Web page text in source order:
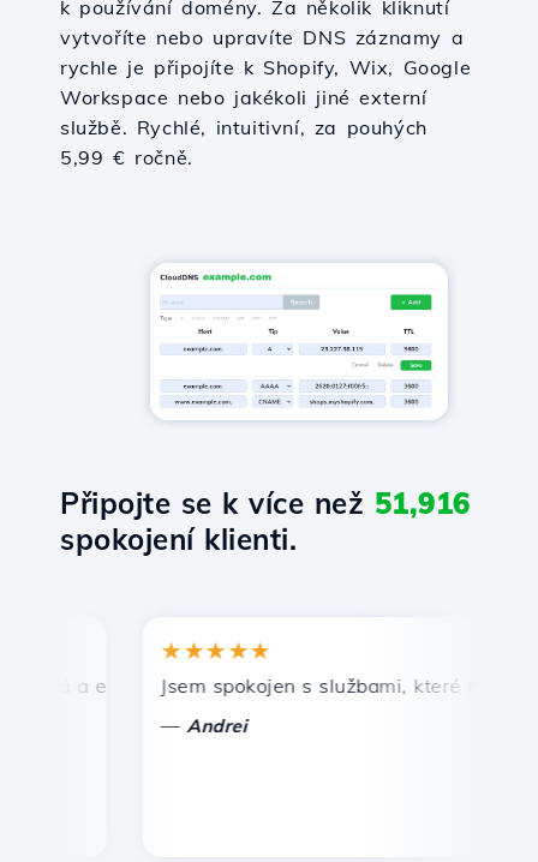
k používání domény. Za několik kliknutí
vytvoříte nebo upravíte DNS záznamy a
rychle je připojíte k Shopify, Wix, Google
Workspace nebo jakékoli jiné externí
službě. Rychlé, intuitivní, za pouhých
5,99 € ročně.
Připojte se k více než 51,916
spokojení klienti.
a efektivní technická podpora.
★★★★★
Jsem spokojen s službami, které nabízí
Andrei